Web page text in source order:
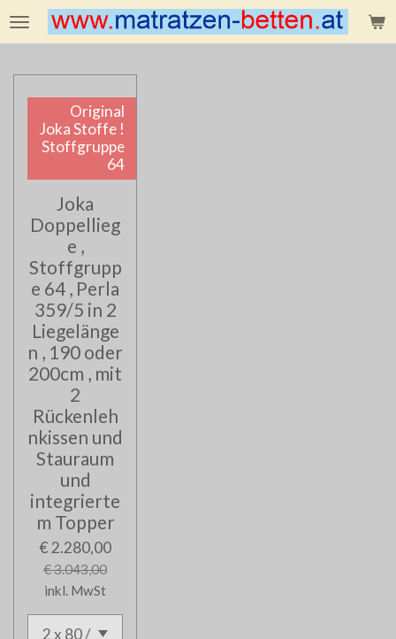
Zum
Hauptinhalt
Original
Joka Stoffe !
Stoffgruppe
64
Joka
Doppellieg
e ,
Stoffgrupp
e 64 , Perla
359/5 in 2
Liegelänge
n , 190 oder
200cm , mit
2
Rückenleh
nkissen und
Stauraum
und
integrierte
m Topper
€ 2.280,00
€ 3.043,00
inkl. MwSt